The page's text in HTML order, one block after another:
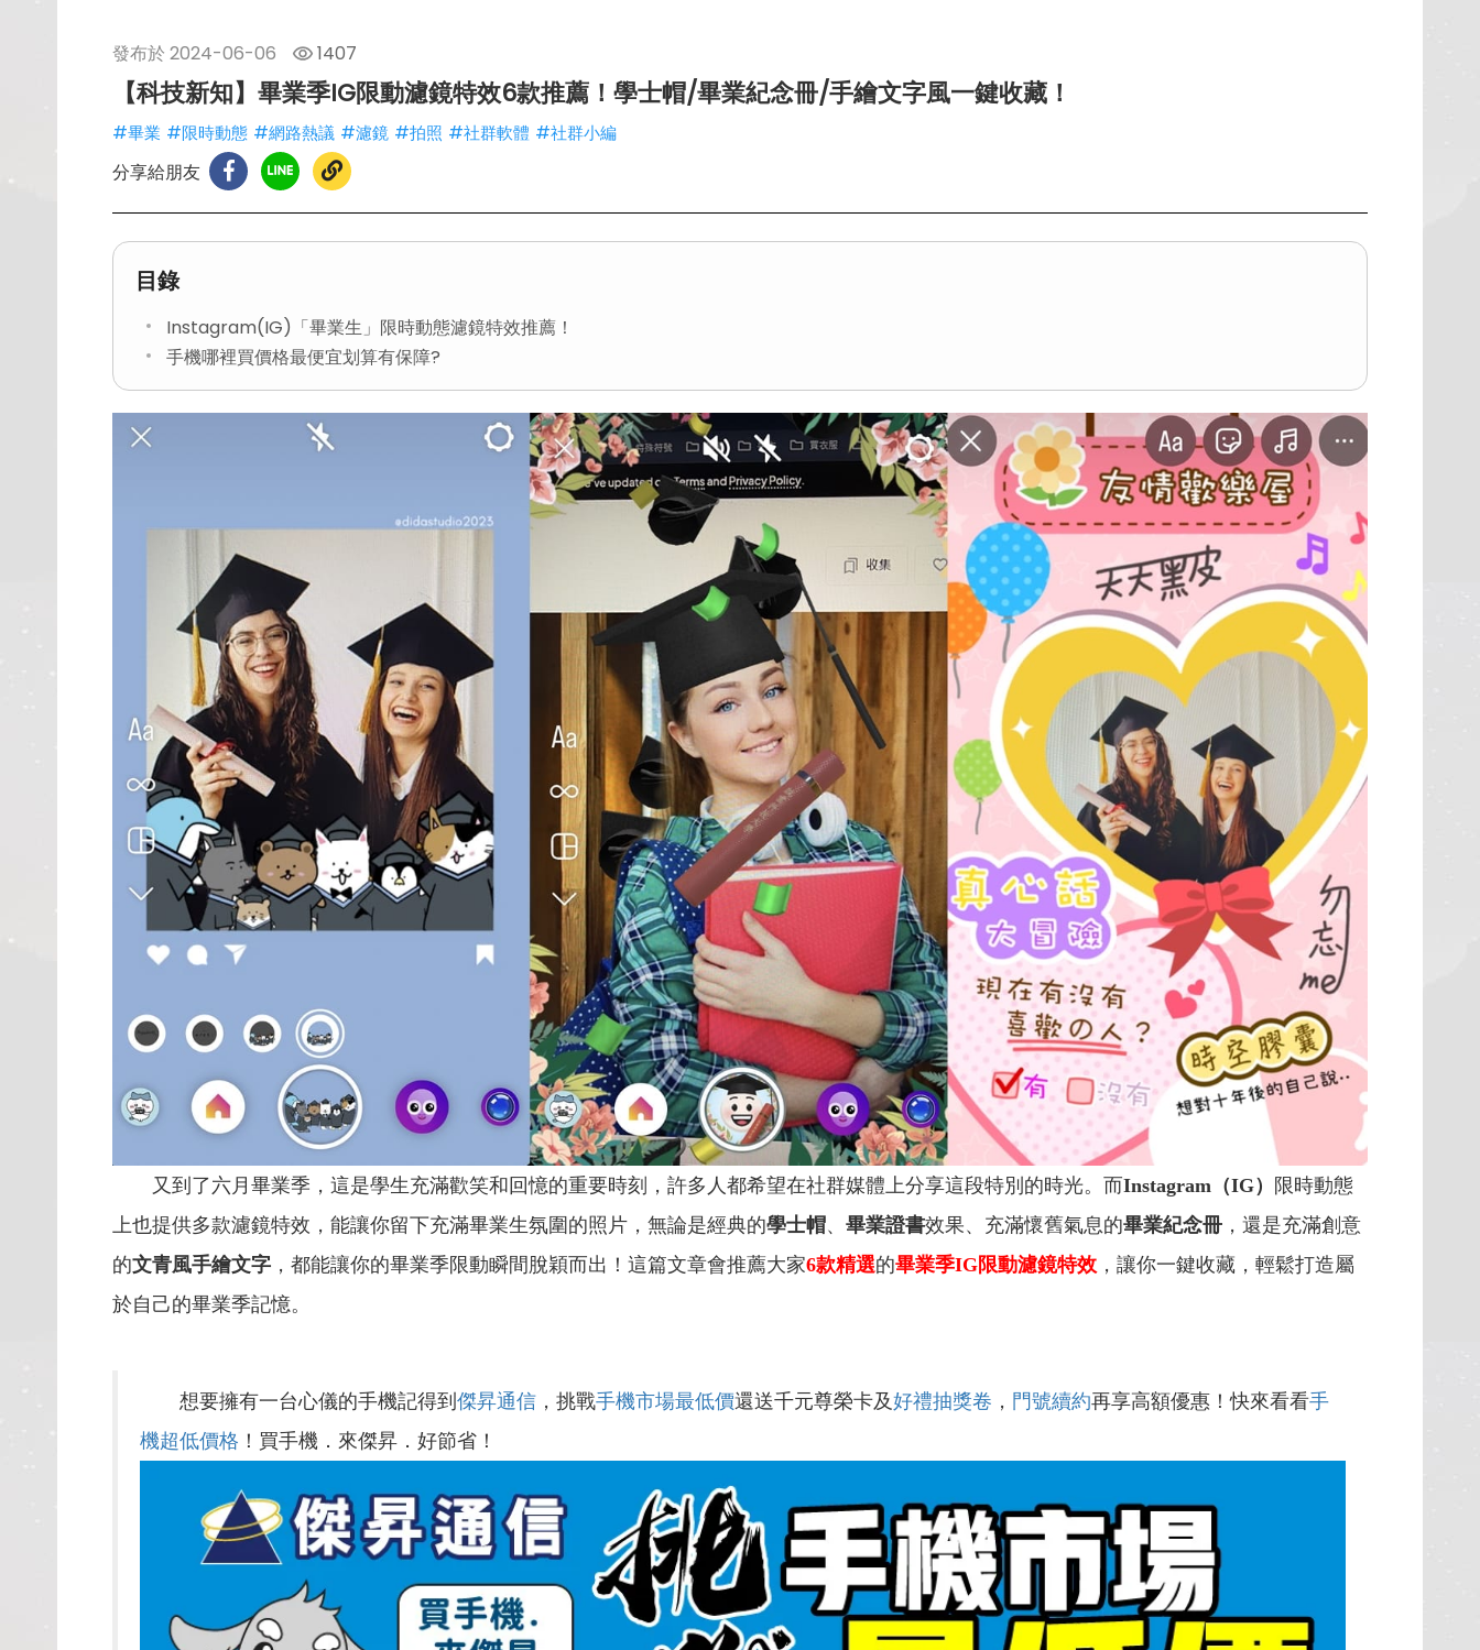
發布於 2024-06-06 1407
【科技新知】畢業季IG限動濾鏡特效6款推薦！學士帽/畢業紀念冊/手繪文字風一鍵收藏！
#畢業 #限時動態 #網路熱議 #濾鏡 #拍照 #社群軟體 #社群小編
分享給朋友
目錄
Instagram(IG)「畢業生」限時動態濾鏡特效推薦！
手機哪裡買價格最便宜划算有保障?
又到了六月畢業季，這是學生充滿歡笑和回憶的重要時刻，許多人都希望在社群媒體上分享這段特別的時光。而Instagram（IG）
限時動態
上也提供多款濾鏡特效，能讓你留下充滿畢業生氛圍的照片，無論是經典的學士帽、 畢業證書效果、充滿懷舊氣息的畢業紀念冊 ，還是充滿創意
的文青風手繪文字 ，都能讓你的畢業季限動瞬間脫穎而出！這篇文章會推薦大家6款精選的畢業季IG限動濾鏡特效 ，讓你一鍵收藏，輕鬆打造屬
於自己的畢業季記憶。
想要擁有一台心儀的手機記得到 傑昇通信 ，挑戰手機市場最低價還送千元尊榮卡及好禮抽獎卷 ， 門號續約再享高額優惠！快來看看手
機超低價格 ！買手機．來傑昇．好節省！